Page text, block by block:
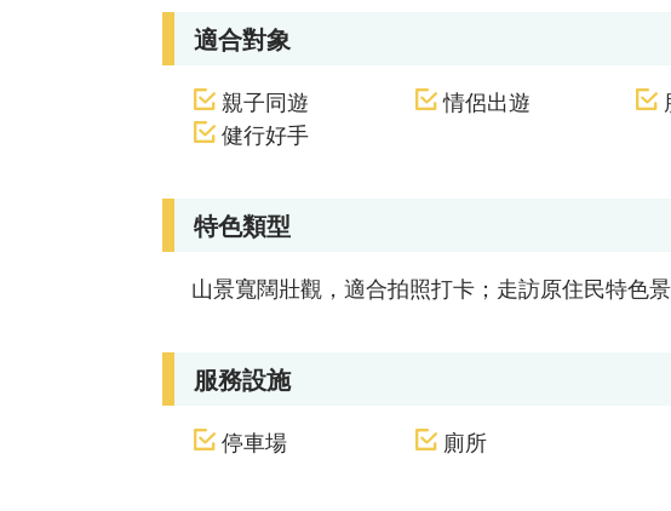
適合對象
親子同遊 情侶出遊
健行好手
特色類型
山景寬闊壯觀，適合拍照打卡；走訪原住民特色
服務設施
停車場 廁所